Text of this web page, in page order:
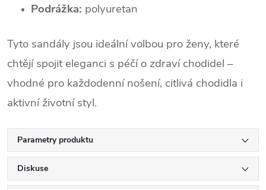
Podrážka: polyuretan
Tyto sandály jsou ideální volbou pro ženy, které
chtějí spojit eleganci s péčí o zdraví chodidel –
vhodné pro každodenní nošení, citlivá chodidla i
aktivní životní styl.
Parametry produktu
Diskuse